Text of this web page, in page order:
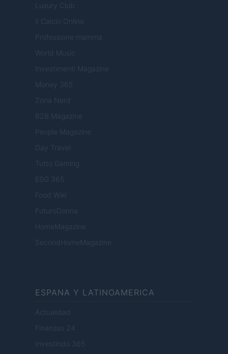
Luxury Club
Il Calcio Online
Professione mamma
World Music
Investimenti Magazine
Money 365
Zona Nerd
B2B Magazine
People Magazine
Day Travel
Tutto Gaming
ESG 365
Food Wiki
FuturoDonna
HomeMagazine
SecondHomeMagazine
ESPANA Y LATINOAMERICA
Actualidad
Finanzas 24
Investindo 365